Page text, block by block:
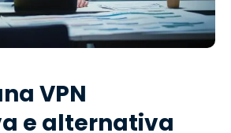
VPN
e alternativa